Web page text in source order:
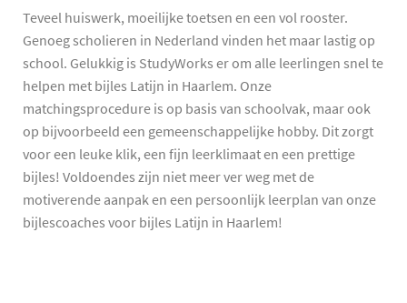
Teveel huiswerk, moeilijke toetsen en een vol rooster.
Genoeg scholieren in Nederland vinden het maar lastig op
school. Gelukkig is StudyWorks er om alle leerlingen snel te
helpen met bijles Latijn in Haarlem. Onze
matchingsprocedure is op basis van schoolvak, maar ook
op bijvoorbeeld een gemeenschappelijke hobby. Dit zorgt
voor een leuke klik, een fijn leerklimaat en een prettige
bijles! Voldoendes zijn niet meer ver weg met de
motiverende aanpak en een persoonlijk leerplan van onze
bijlescoaches voor bijles Latijn in Haarlem!